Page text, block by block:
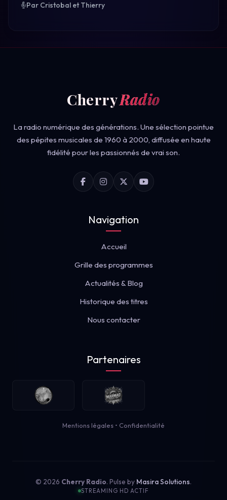
Par Cristobal et Thierry
CherryRadio
La radio numérique des générations. Une sélection pointue
des pépites musicales de 1960 à 2000, diffusée en haute
fidélité pour les passionnés de vrai son.
Navigation
Accueil
Grille des programmes
Actualités & Blog
Historique des titres
Nous contacter
Partenaires
Mentions légales • Confidentialité
© 2026 Cherry Radio. Pulse by Masira Solutions.
STREAMING HD ACTIF